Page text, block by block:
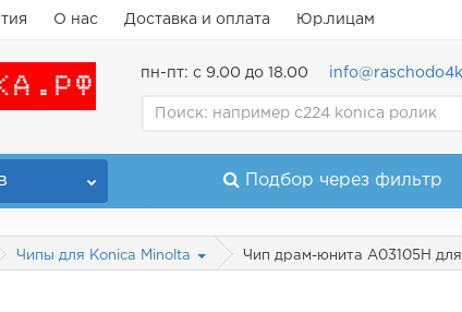
О нас Доставка и оплата Юр.лицам
пн-пт: с 9.00 до 18.00
Подбор через фильтр
Чипы для Konica Minolta Чип драм-юнита A03105H